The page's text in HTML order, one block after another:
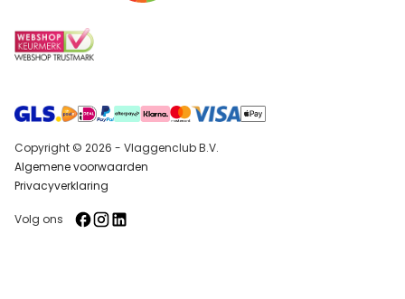
Copyright © 2026 - Vlaggenclub B.V.
Algemene voorwaarden
Privacyverklaring
Volg ons